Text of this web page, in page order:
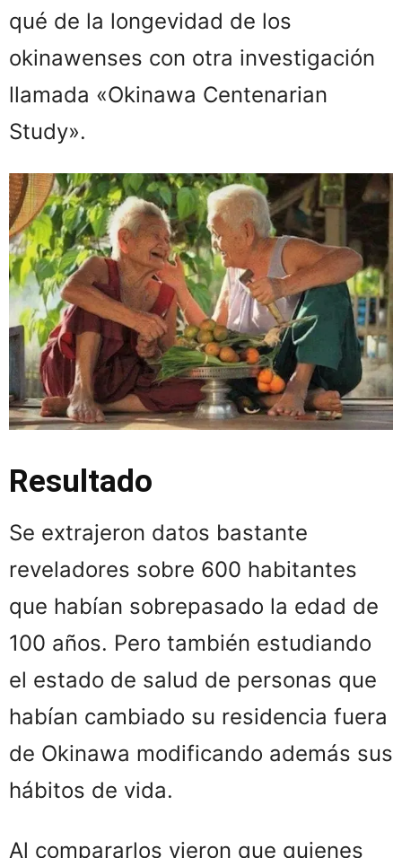
qué de la longevidad de los
okinawenses con otra investigación
llamada «Okinawa Centenarian
Study».
Resultado
Se extrajeron datos bastante
reveladores sobre 600 habitantes
que habían sobrepasado la edad de
100 años. Pero también estudiando
el estado de salud de personas que
habían cambiado su residencia fuera
de Okinawa modificando además sus
hábitos de vida.
Al compararlos vieron que quienes